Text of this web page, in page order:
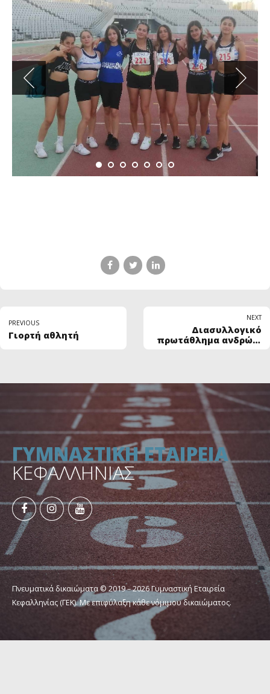
PREVIOUS
Γιορτή αθλητή
NEXT
Διασυλλογικό
πρωτάθλημα ανδρών-
ΓΥΜΝΑΣΤΙΚΗ ΕΤΑΙΡΕΙΑ
ΚΕΦΑΛΛΗΝΙΑΣ
Πνευματικά δικαιώματα © 2019 – 2026 Γυμναστική Εταιρεία
Κεφαλληνίας (ΓΕΚ). Με επιφύλαξη κάθε νόμιμου δικαιώματος.